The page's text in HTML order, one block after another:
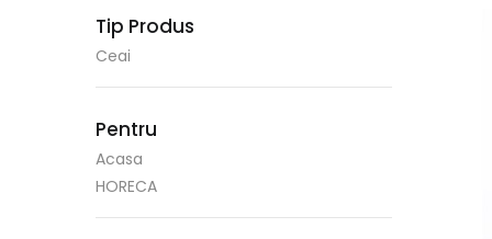
Tip Produs
Ceai
Pentru
Acasa
HORECA